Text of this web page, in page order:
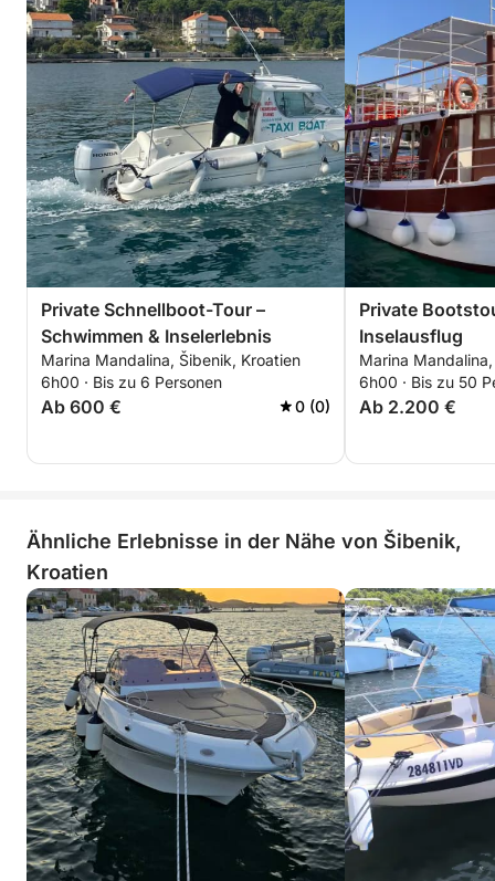
Private Schnellboot-Tour –
Schwimmen & Inselerlebnis
Marina Mandalina, Šibenik, Kroatien
6h00 · Bis zu 6 Personen
Ab 600 € 0 (0)
Private
Inselausflug
Marina
6h00 · Bis zu 50
Ab 2.200 €
Ähnliche Erlebnisse in der Nähe von Šibenik,
Kroatien